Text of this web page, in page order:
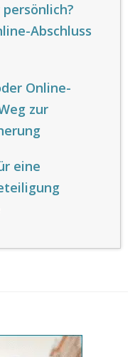
Abschluss
Online-
zur
eine